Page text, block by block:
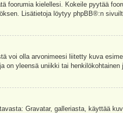
foorumia kielellesi. Kokeile pyytää
Lisätietoja löytyy phpBB®:n
voi olla arvonimeesi liitetty kuva
yleensä uniikki tai henkilökohtainen
Gravatar, galleriasta, käyttää